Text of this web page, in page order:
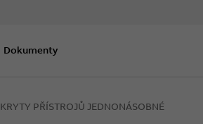
Dokumenty
KRYTY PŘÍSTROJŮ JEDNONÁSOBNÉ